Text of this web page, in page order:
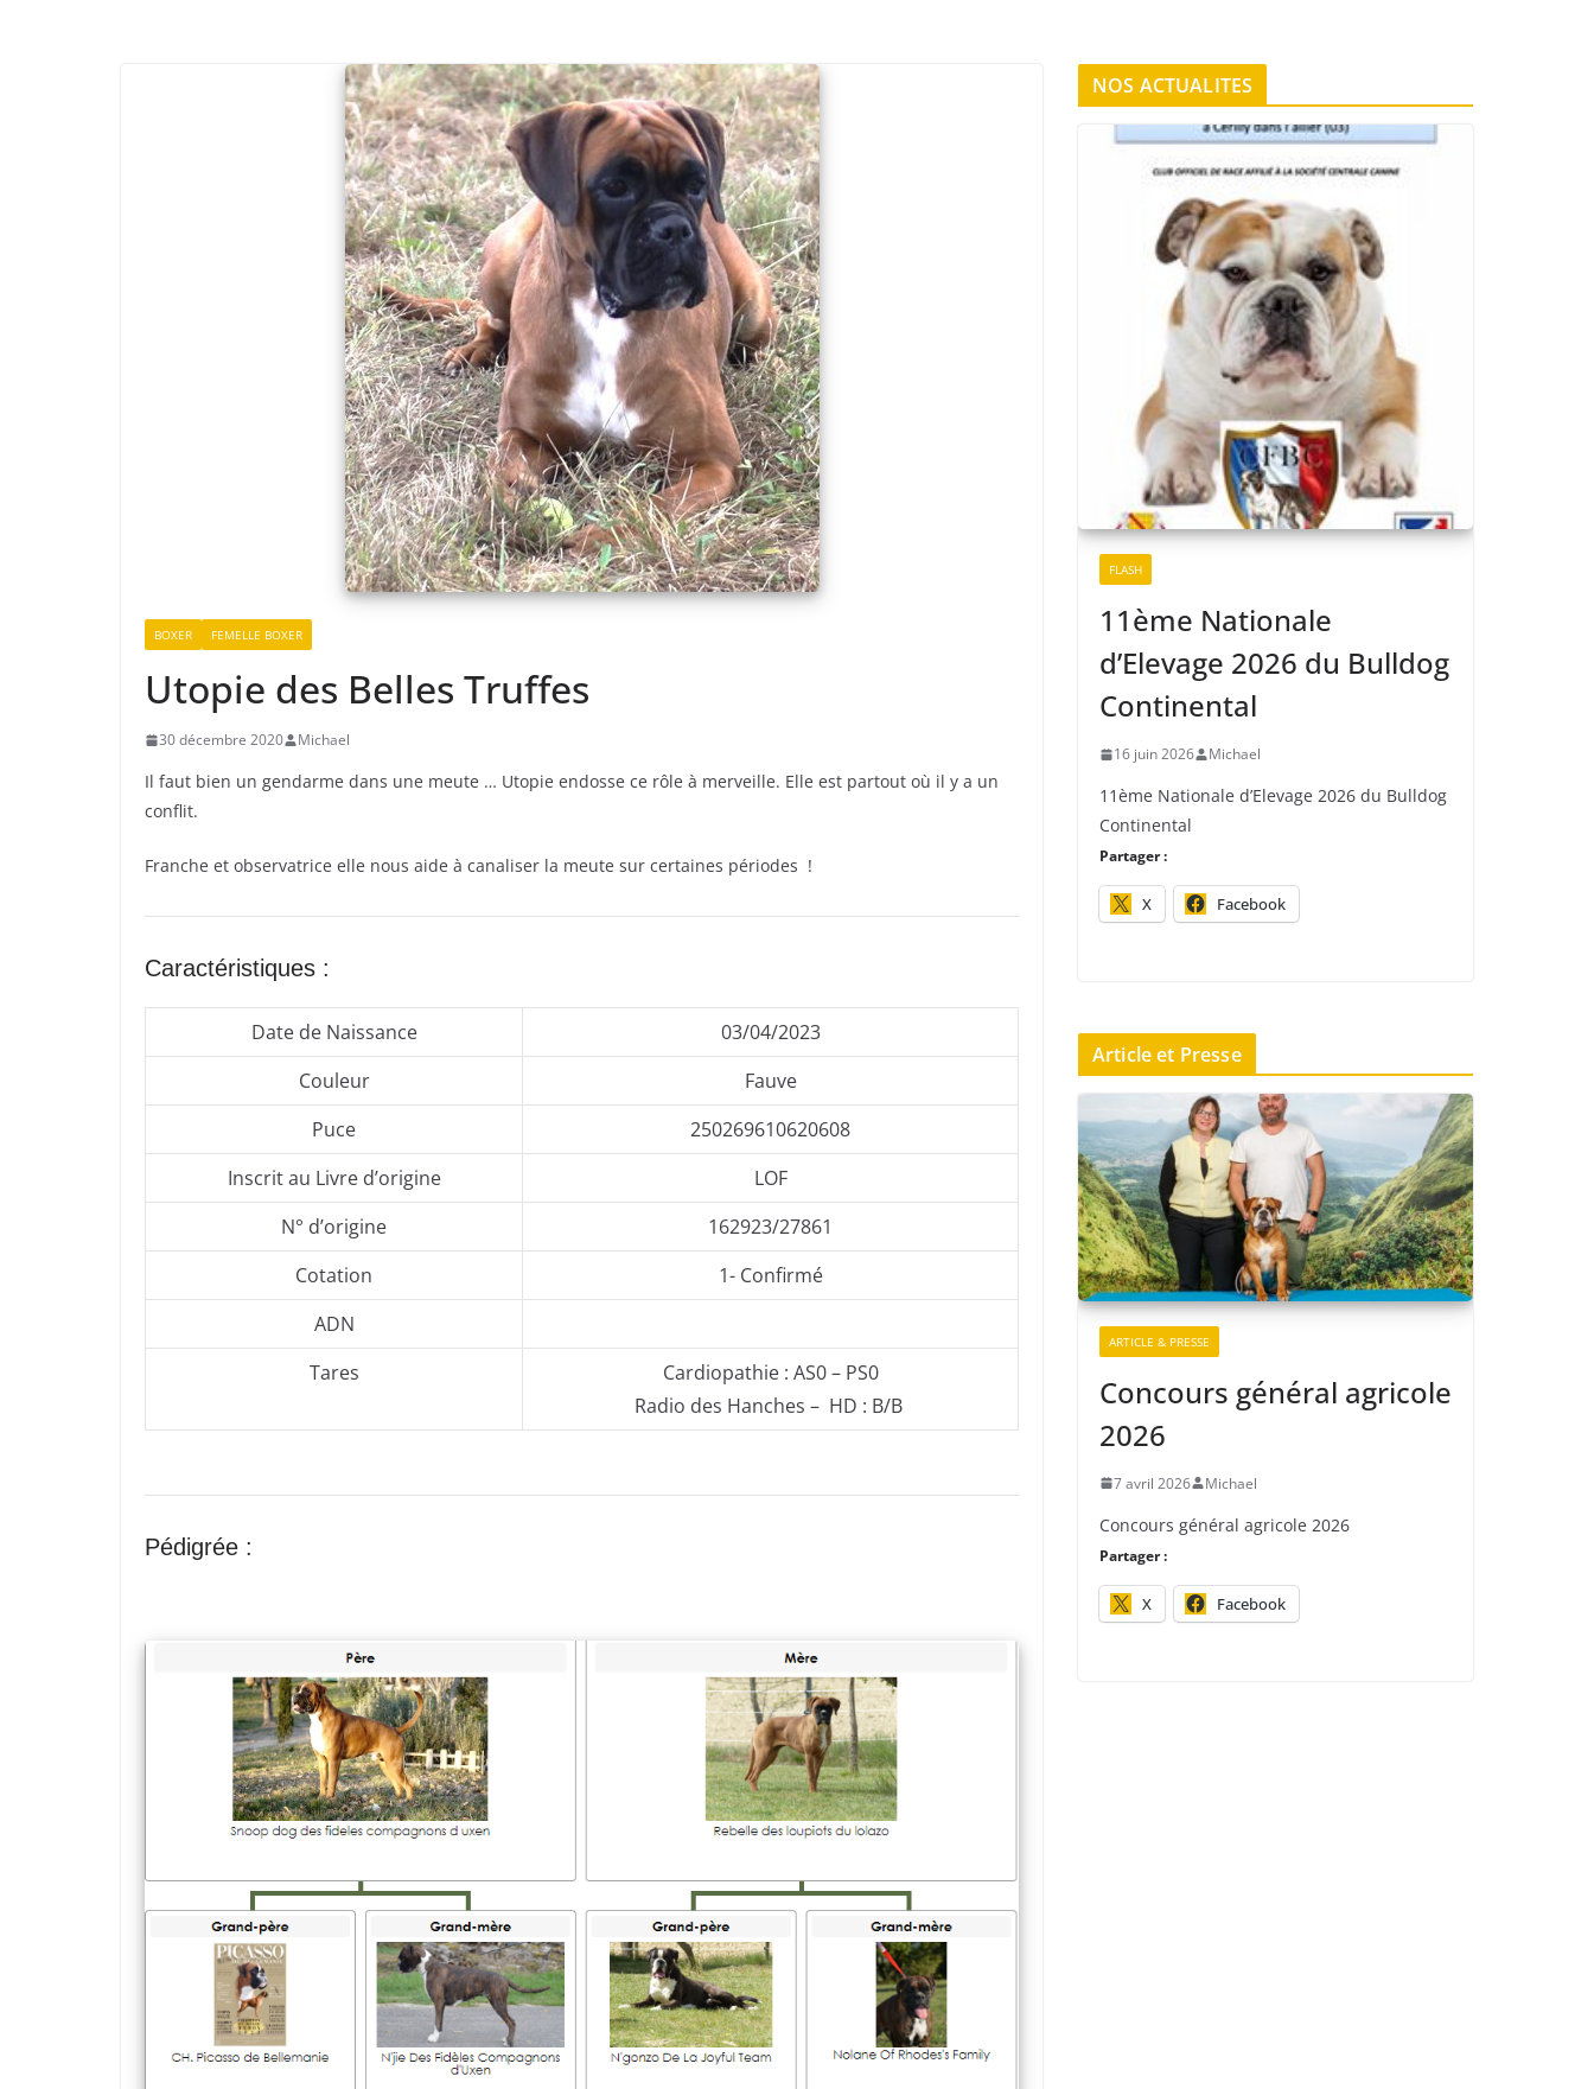
BOXER FEMELLE BOXER
Utopie des Belles Truffes
30 décembre 2020 Michael
Il faut bien un gendarme dans une meute … Utopie endosse ce rôle à merveille. Elle est partout où il y a un
conflit.
Franche et observatrice elle nous aide à canaliser la meute sur certaines périodes !
Caractéristiques :
Date de Naissance
03/04/2023
Couleur
Fauve
Puce
250269610620608
Inscrit au Livre d’origine
LOF
N° d’origine
162923/27861
Cotation
1- Confirmé
ADN
Tares
Cardiopathie : AS0 – PS0
Radio des Hanches – HD : B/B
Pédigrée :
NOS ACTUALITES
FLASH
11ème Nationale
d’Elevage 2026 du Bulldog
Continental
16 juin 2026 Michael
11ème Nationale d’Elevage 2026 du Bulldog
Continental
Partager :
X Facebook
Article et Presse
ARTICLE & PRESSE
Concours général agricole
2026
7 avril 2026 Michael
Concours général agricole 2026
Partager :
X Facebook